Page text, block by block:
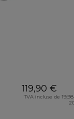
119,90 €
TVA incluse de